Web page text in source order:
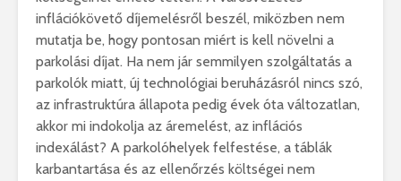
inflációkövető díjemelésről beszél, miközben nem
mutatja be, hogy pontosan miért is kell növelni a
parkolási díjat. Ha nem jár semmilyen szolgáltatás a
parkolók miatt, új technológiai beruházásról nincs szó,
az infrastruktúra állapota pedig évek óta változatlan,
akkor mi indokolja az áremelést, az inflációs
indexálást? A parkolóhelyek felfestése, a táblák
karbantartása és az ellenőrzés költségei nem